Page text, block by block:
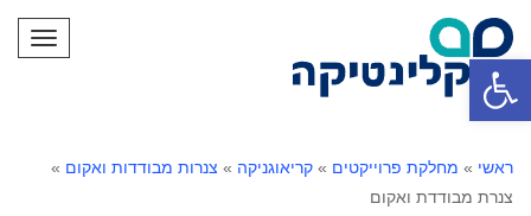
פתח סרגל נגישות
ראשי » מחלקת פרוייקטים » קריאוגניקה » צנרות מבודדות ואקום »
צנרת מבודדת ואקום